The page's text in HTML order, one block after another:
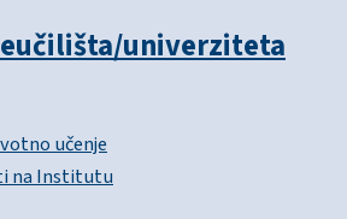
univerziteta
učenje
na Institutu